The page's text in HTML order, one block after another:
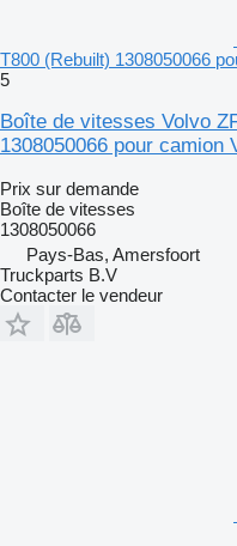
T800 (Rebuilt) 1308050066
5
Boîte de vitesses Volvo
1308050066 pour camion
Prix sur demande
Boîte de vitesses
1308050066
Pays-Bas, Amersfoort
Truckparts B.V
Contacter le vendeur